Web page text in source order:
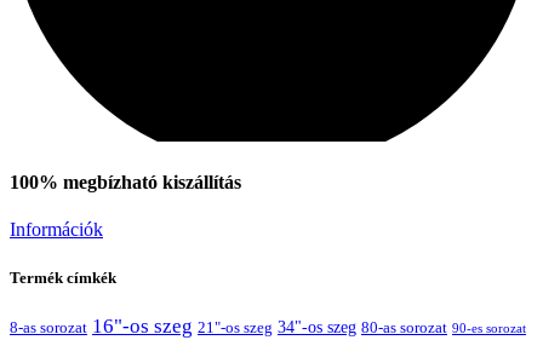
100% megbízható kiszállítás
Információk
Termék címkék
8-as sorozat 16"-os szeg 21"-os szeg 34"-os szeg 80-as sorozat 90-es sorozat